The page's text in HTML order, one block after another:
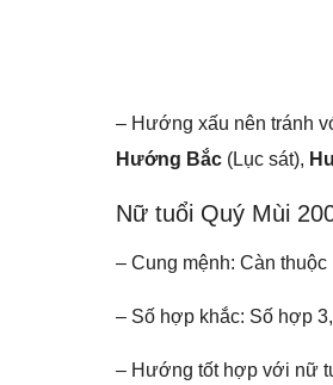
– Hướng xấu nên tránh
Hướng Bắc (Lục sát),
Nữ tuổi Quý Mùi
– Cung mệnh: Càn
– Số hợp khắc: Số hợp
– Hướng tốt hợp với nữ